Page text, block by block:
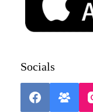
Socials